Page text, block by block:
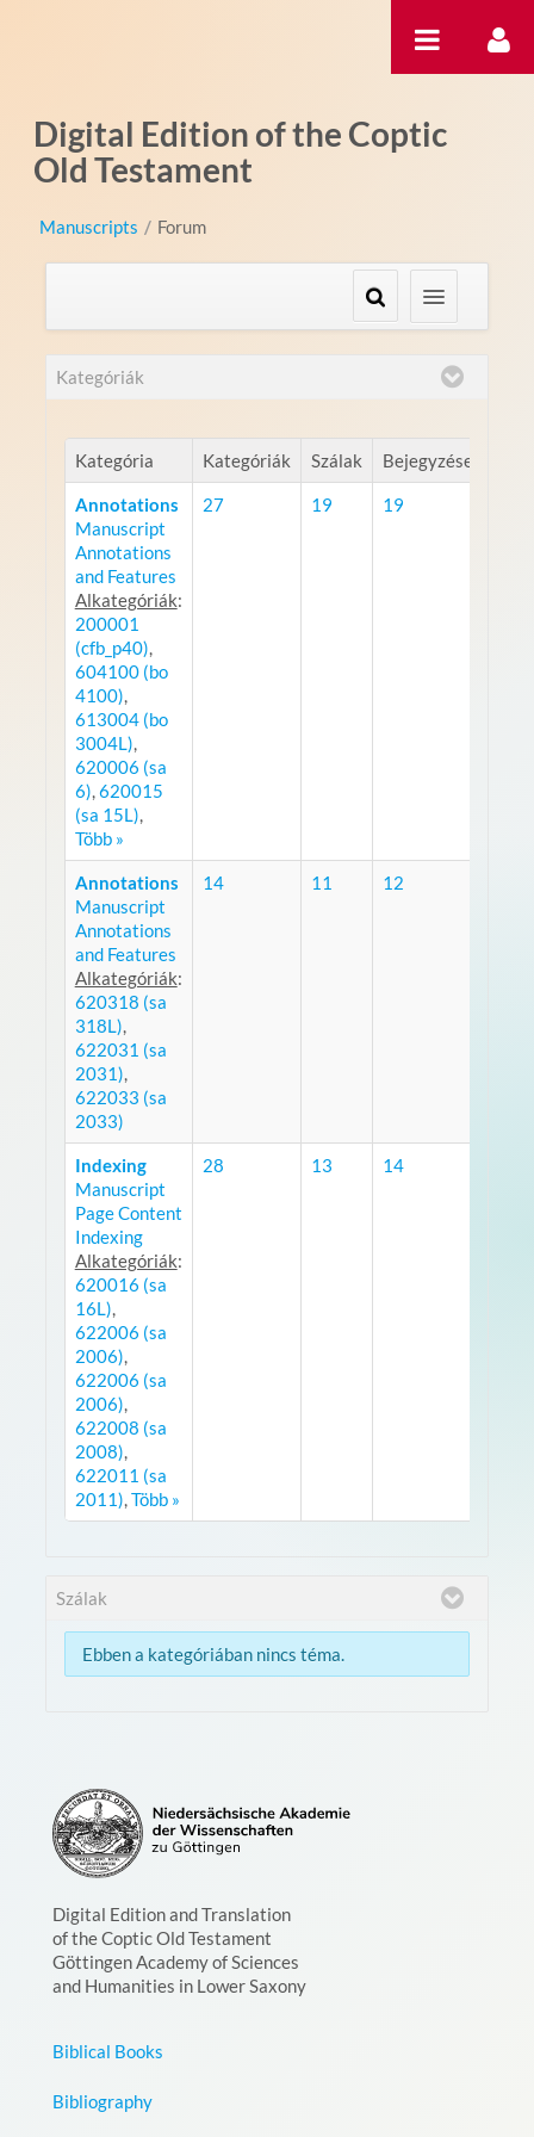
Digital Edition of the Coptic
Old Testament
Manuscripts / Forum
Kategóriák
Kategória Kategóriák Szálak Bejegyzések
Annotations
Manuscript
Annotations
and Features
Alkategóriák:
200001
(cfb_p40),
604100 (bo
4100),
613004 (bo
3004L),
620006 (sa
6),620015
(sa 15L),
Több »
27 19
19
Annotations
Manuscript
Annotations
and Features
Alkategóriák:
620318 (sa
318L),
622031 (sa
2031),
622033 (sa
2033)
14 11
12
Indexing
Manuscript
Page Content
Indexing
Alkategóriák:
620016 (sa
16L),
622006 (sa
2006),
622006 (sa
2006),
622008 (sa
2008),
622011 (sa
2011),Több »
28 13
14
Szálak
Ebben a kategóriában nincs téma.
Digital Edition and Translation
of the Coptic Old Testament
Göttingen Academy of Sciences
and Humanities in Lower Saxony
Biblical Books
Bibliography